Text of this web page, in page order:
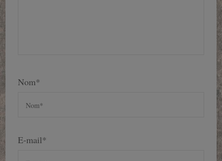
Nom*
E-mail*